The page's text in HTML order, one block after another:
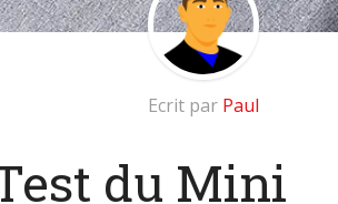
Ecrit par Paul
du Mini